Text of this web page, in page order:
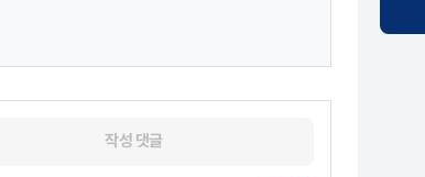
작성 댓글